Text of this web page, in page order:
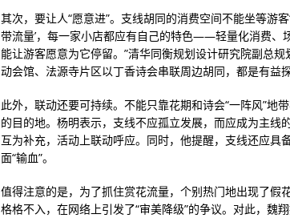
其次，要让人“愿意进”。支线胡同的消费空间不能坐等游
带流量’，每一家小店都应有自己的特色——轻量化消费、
能让游客愿意为它停留。”清华同衡规划设计研究院副总
动会馆、法源寺片区以丁香诗会串联周边胡同，都是有益探
此外，联动还要可持续。不能只靠花期和诗会“一阵风”地
的目的地。杨明表示，支线不应孤立发展，而应成为主线
互为补充，活动上联动呼应。同时，他提醒，支线还应具
面“输血”。
值得注意的是，为了抓住赏花流量，个别热门地出现了假
格格不入，在网络上引发了“审美降级”的争议。对此，魏